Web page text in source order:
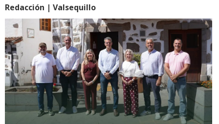
Redacción | Valsequillo